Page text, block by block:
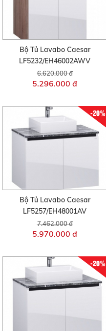
Bộ Tủ Lavabo Caesar
LF5232/EH46002AWV
6.620.000 đ
5.296.000 đ
-20%
Bộ Tủ Lavabo Caesar
LF5257/EH48001AV
7.462.000 đ
5.970.000 đ
-20%